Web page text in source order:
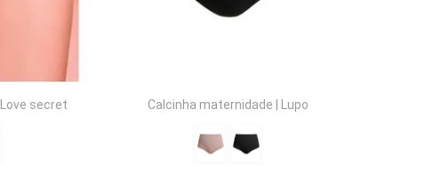
Love secret Calcinha maternidade Lupo